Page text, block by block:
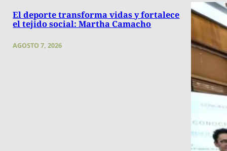
El deporte transforma vidas y fortalece
el tejido social: Martha Camacho
AGOSTO 7, 2026